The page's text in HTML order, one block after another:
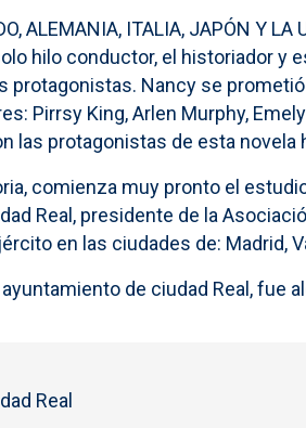
ALEMANIA, ITALIA, JAPÓN Y
hilo conductor, el historiador y
protagonistas. Nancy se
Pirrsy King, Arlen Murphy,
las protagonistas de esta novela
comienza muy pronto el
Real, presidente de la
en las ciudades de: Madrid,
de ciudad Real, fue
Real